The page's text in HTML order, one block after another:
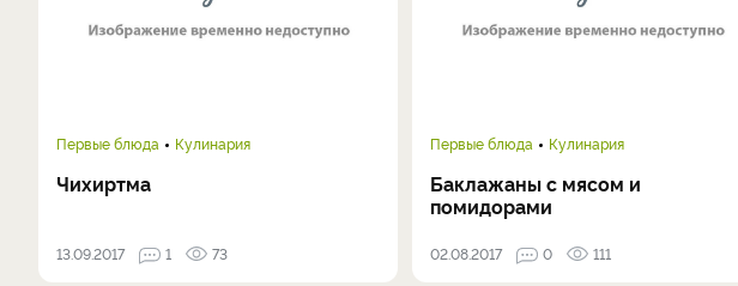
Первые блюда Кулинария
Чихиртма
13.09.2017 1 73
Первые блюда Кулинария
Баклажаны с мясом и
помидорами
02.08.2017 0 111